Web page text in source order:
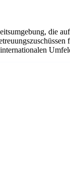
die